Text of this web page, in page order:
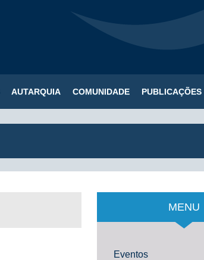
AUTARQUIA COMUNIDADE PUBLICAÇÕES
MENU
Eventos